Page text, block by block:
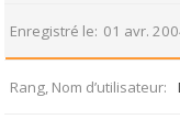
Enregistré le 01 avr.
Rang, Nom d’utilisateur